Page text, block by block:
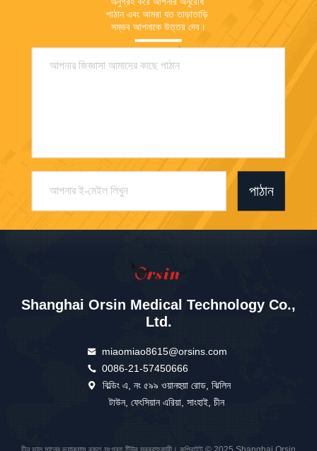
পাঠান এবং আমরা যত তাড়াতাড়ি
সম্ভব আপনাকে উত্তর দেব।
পাঠান
Shanghai Orsin Medical Technology Co.,
Ltd.
miaomiao8615@orsins.com
0086-21-57450666
বিল্ডিং এ, নং ৫৯৯ ওয়ানহুয়া রোড, ঝিলিন
টাউন, ফেংসিয়ান এরিয়া, সাংহাই, চীন